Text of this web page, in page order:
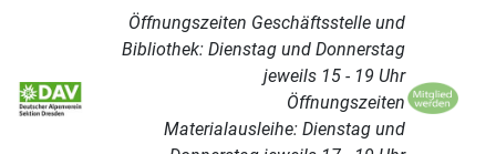
Öffnungszeiten Geschäftsstelle und
Bibliothek: Dienstag und Donnerstag
jeweils 15 - 19 Uhr
Öffnungszeiten
Materialausleihe: Dienstag und